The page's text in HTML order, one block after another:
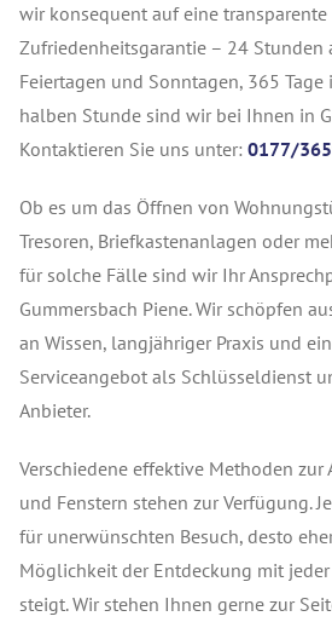
wir konsequent auf eine
Zufriedenheitsgarantie – 24 Stunden
Feiertagen und Sonntagen, 365 Tage
halben Stunde sind wir bei Ihnen in
Kontaktieren Sie uns unter: 0177/
Ob es um das Öffnen von
Tresoren, Briefkastenanlagen oder
für solche Fälle sind wir Ihr
Gummersbach Piene. Wir schöpfen
an Wissen, langjähriger Praxis und
Serviceangebot als Schlüsseldienst
Anbieter.
Verschiedene effektive Methoden zur
und Fenstern stehen zur Verfügung.
für unerwünschten Besuch, desto
Möglichkeit der Entdeckung mit
steigt. Wir stehen Ihnen gerne zur